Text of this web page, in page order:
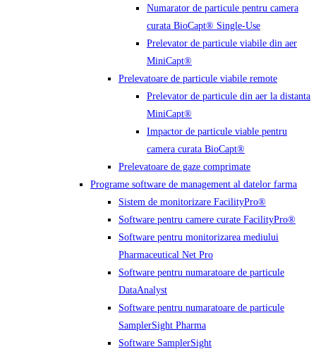
Numarator de particule pentru camera
curata BioCapt® Single-Use
Prelevator de particule viabile din aer
MiniCapt®
Prelevatoare de particule viabile remote
Prelevator de particule din aer la distanta
MiniCapt®
Impactor de particule viable pentru
camera curata BioCapt®
Prelevatoare de gaze comprimate
Programe software de management al datelor farma
Sistem de monitorizare FacilityPro®
Software pentru camere curate FacilityPro®
Software pentru monitorizarea mediului
Pharmaceutical Net Pro
Software pentru numaratoare de particule
DataAnalyst
Software pentru numaratoare de particule
SamplerSight Pharma
Software SamplerSight